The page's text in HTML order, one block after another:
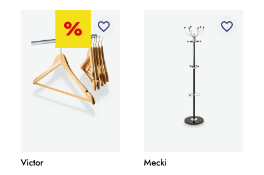
favorite_border
Victor
favorite_border
Mecki